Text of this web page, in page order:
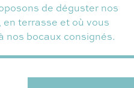
de déguster nos
en terrasse et où vous
nos bocaux consignés.